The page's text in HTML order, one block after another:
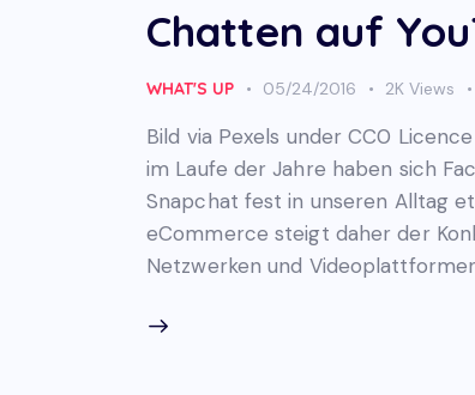
Chatten auf
WHAT'S UP 05/24/2016 2K Views
Bild via Pexels under CC0
im Laufe der Jahre haben sich
Snapchat fest in unseren Alltag
eCommerce steigt daher der
Netzwerken und